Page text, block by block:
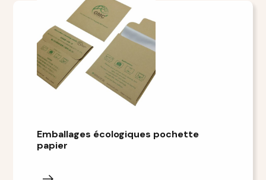
Emballages écologiques pochette
papier